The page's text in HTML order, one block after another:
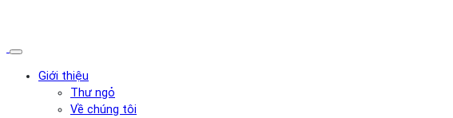
Giới thiệu
Thư ngỏ
Về chúng tôi